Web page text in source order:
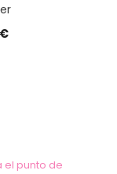
el punto de